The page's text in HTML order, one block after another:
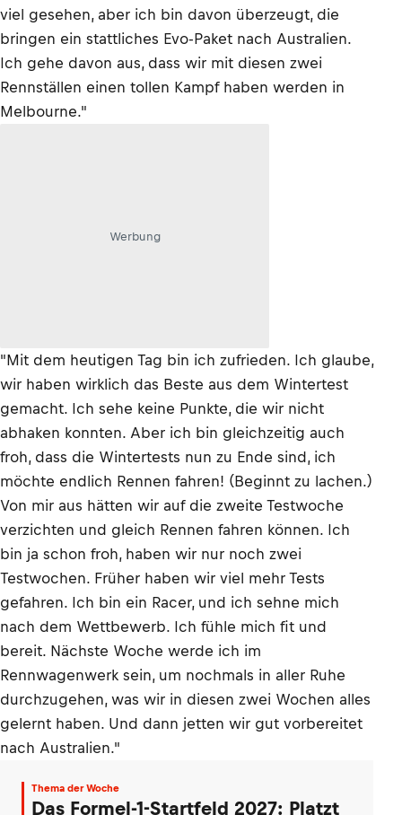
viel gesehen, aber ich bin davon überzeugt, die
bringen ein stattliches Evo-Paket nach Australien.
Ich gehe davon aus, dass wir mit diesen zwei
Rennställen einen tollen Kampf haben werden in
Melbourne."
Werbung
"Mit dem heutigen Tag bin ich zufrieden. Ich glaube,
wir haben wirklich das Beste aus dem Wintertest
gemacht. Ich sehe keine Punkte, die wir nicht
abhaken konnten. Aber ich bin gleichzeitig auch
froh, dass die Wintertests nun zu Ende sind, ich
möchte endlich Rennen fahren! (Beginnt zu lachen.)
Von mir aus hätten wir auf die zweite Testwoche
verzichten und gleich Rennen fahren können. Ich
bin ja schon froh, haben wir nur noch zwei
Testwochen. Früher haben wir viel mehr Tests
gefahren. Ich bin ein Racer, und ich sehne mich
nach dem Wettbewerb. Ich fühle mich fit und
bereit. Nächste Woche werde ich im
Rennwagenwerk sein, um nochmals in aller Ruhe
durchzugehen, was wir in diesen zwei Wochen alles
gelernt haben. Und dann jetten wir gut vorbereitet
nach Australien."
Thema der Woche
Das Formel-1-Startfeld 2027: Platzt